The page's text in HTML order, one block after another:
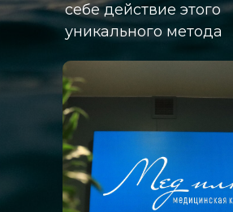
себе действие этого
уникального метода